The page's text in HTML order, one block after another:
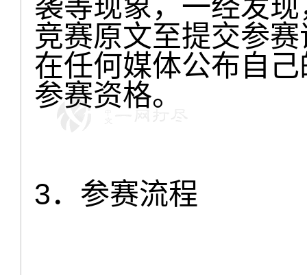
袭等现象，一经发
竞赛原文至提交参
在任何媒体公布自
参赛资格。
3．参赛流程